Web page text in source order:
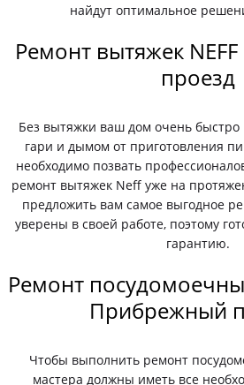
найдут оптимальное
Ремонт вытяжек
проезд
Без вытяжки ваш дом очень быстро
гари и дымом от приготовления
необходимо позвать
ремонт вытяжек Neff уже на
предложить вам самое выгодное
уверены в своей работе, поэтому
гарантию.
Ремонт
Прибрежный
Чтобы выполнить ремонт
мастера должны иметь все